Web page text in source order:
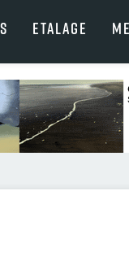
ETALAGE